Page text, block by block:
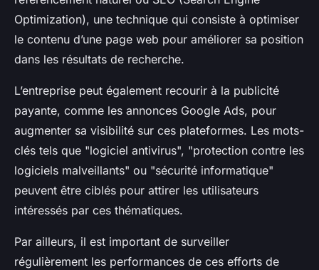
Optimization), une technique qui consiste à optimiser
le contenu d’une page web pour améliorer sa position
dans les résultats de recherche.
L’entreprise peut également recourir à la publicité
payante, comme les annonces Google Ads, pour
augmenter sa visibilité sur ces plateformes. Les mots-
clés tels que "logiciel antivirus", "protection contre les
logiciels malveillants" ou "sécurité informatique"
peuvent être ciblés pour attirer les utilisateurs
intéressés par ces thématiques.
Par ailleurs, il est important de surveiller
régulièrement les performances de ces efforts de